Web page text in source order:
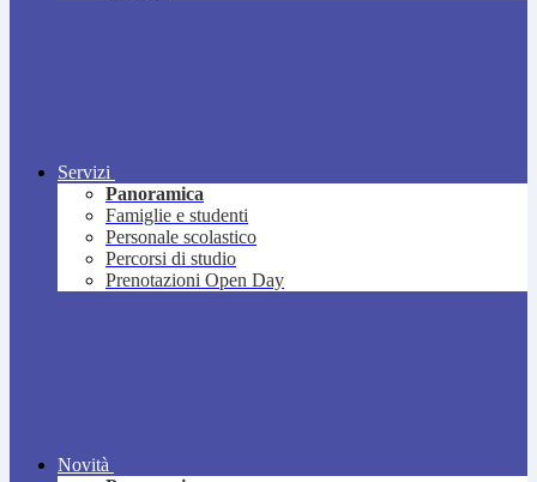
Servizi
Panoramica
Famiglie e studenti
Personale scolastico
Percorsi di studio
Prenotazioni Open Day
Novità